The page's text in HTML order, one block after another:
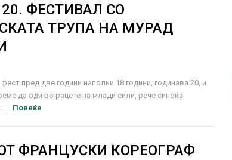
ФЕСТИВАЛ СО
ТРУПА НА МУРАД
пред две години наполни 18 години, годинава 20, и
да оди во рацете на млади сили, рече синоќа
Повеќе
ФРАНЦУСКИ КОРЕОГРАФ